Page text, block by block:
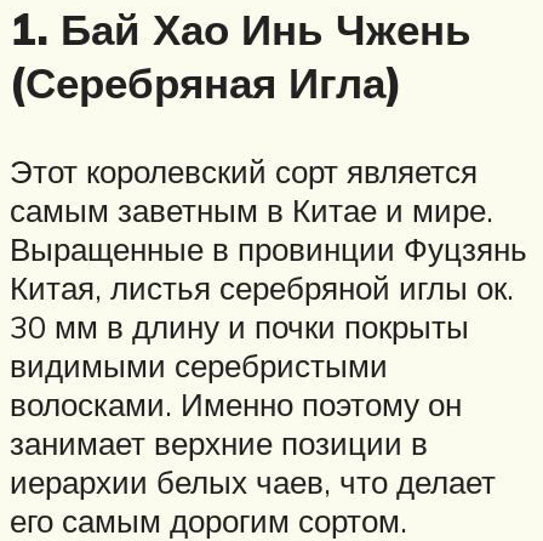
1. Бай Хао Инь Чжень
(Серебряная Игла)
Этот королевский сорт является
самым заветным в Китае и мире.
Выращенные в провинции Фуцзянь
Китая, листья серебряной иглы ок.
30 мм в длину и почки покрыты
видимыми серебристыми
волосками. Именно поэтому он
занимает верхние позиции в
иерархии белых чаев, что делает
его самым дорогим сортом.